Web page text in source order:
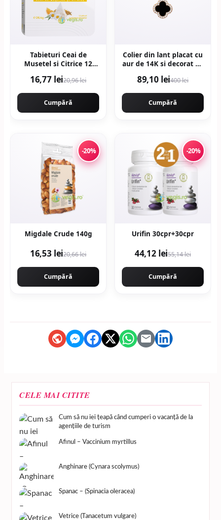
Tabieturi Ceai de
Musetel si Citrice 12
16,77 lei20,96 lei
Cumpără
Colier din lant placat cu
aur de 14K si decorat cu
89,10 lei400 lei
Cumpără
-20%
Migdale Crude 140g
16,53 lei20,66 lei
Cumpără
-20%
Urifin 30cpr+30cpr
44,12 lei55,14 lei
Cumpără
CELE MAI CITITE
Cum să nu iei țeapă când cumperi o vacanță de la
agențiile de turism
Afinul – Vaccinium myrtillus
Anghinare (Cynara scolymus)
Spanac – (Spinacia oleracea)
Vetrice (Tanacetum vulgare)